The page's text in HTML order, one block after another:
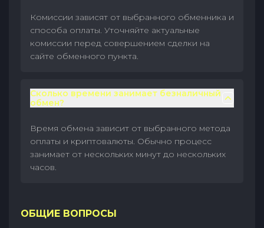
Комиссии зависят от выбранного обменника и
способа оплаты. Уточняйте актуальные
комиссии перед совершением сделки на
сайте обменного пункта.
Сколько времени занимает безналичный
обмен?
Время обмена зависит от выбранного метода
оплаты и криптовалюты. Обычно процесс
занимает от нескольких минут до нескольких
часов.
ОБЩИЕ ВОПРОСЫ